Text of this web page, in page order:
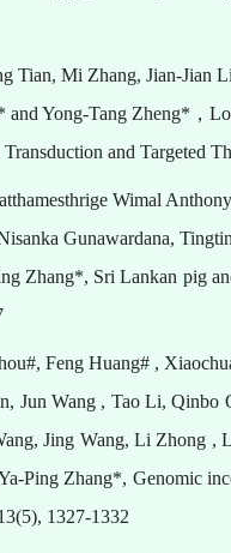
Tian, Mi Zhang, Jian-Jian
Yong-Tang Zheng* ，
Transduction and Targeted
Wimal
Gunawardana,
Zhang*, Sri Lankan pig
Feng Huang# ,
Jun Wang , Tao Li,
Jing Wang, Li Zhong ,
Ping Zhang*, Genomic
1327-1332